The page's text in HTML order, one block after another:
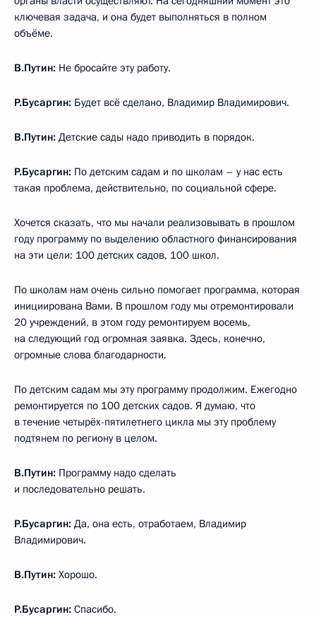
ключевая задача, и она будет выполняться в полном
объёме.
В.Путин: Не бросайте эту работу.
Р.Бусаргин: Будет всё сделано, Владимир Владимирович.
В.Путин: Детские сады надо приводить в порядок.
Р.Бусаргин: По детским садам и по школам – у нас есть
такая проблема, действительно, по социальной сфере.
Хочется сказать, что мы начали реализовывать в прошлом
году программу по выделению областного финансирования
на эти цели: 100 детских садов, 100 школ.
По школам нам очень сильно помогает программа, которая
инициирована Вами. В прошлом году мы отремонтировали
20 учреждений, в этом году ремонтируем восемь,
на следующий год огромная заявка. Здесь, конечно,
огромные слова благодарности.
По детским садам мы эту программу продолжим. Ежегодно
ремонтируется по 100 детских садов. Я думаю, что
в течение четырёх-пятилетнего цикла мы эту проблему
подтянем по региону в целом.
В.Путин: Программу надо сделать
и последовательно решать.
Р.Бусаргин: Да, она есть, отработаем, Владимир
Владимирович.
В.Путин: Хорошо.
Р.Бусаргин: Спасибо.